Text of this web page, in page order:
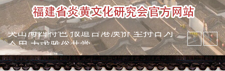
弘扬优秀文化 振奋民族精神 介绍民族
瑰宝 宣传中华精英
突出海西特色 报道台港澳侨 坚持古为